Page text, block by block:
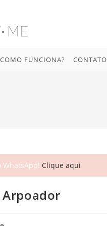
COMO FUNCIONA? CONTATO
WhatsApp! Clique aqui